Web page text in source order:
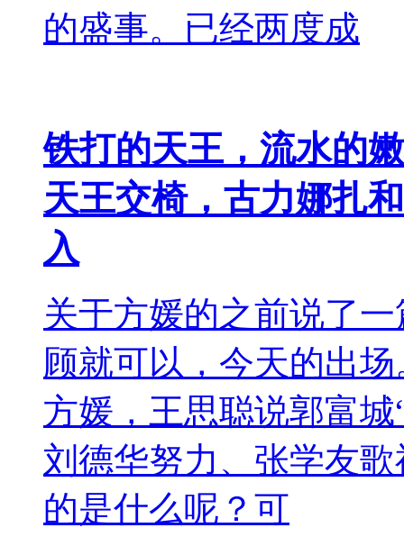
的盛事。已经两度成
铁打的天王，流水的
天王交椅，古力娜扎
入
关于方媛的之前说了
顾就可以，今天的出
方媛，王思聪说郭富
刘德华努力、张学友
的是什么呢？可